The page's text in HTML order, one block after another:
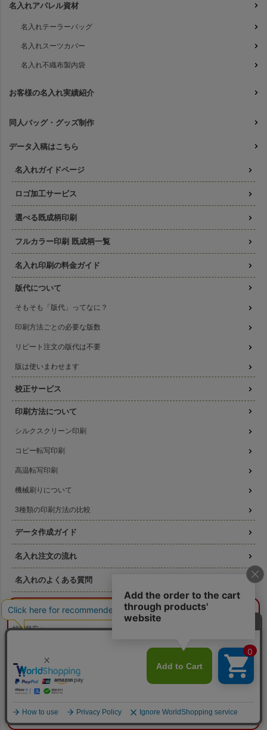
概算合計 ¥0 閉じる
納期目安：—
本体色：
選択してください
印刷位置：選択してください
印刷色：—
本体代：¥0
印刷代：¥0
名入れアパレル資材
名入れテーラーバッグ
名入れスーツカバー
名入れ不織布製内袋
お客様の名入れ実績紹介
同人バッグ・グッズ制作
データ入稿はこちら
名入れガイドページ
ロゴ加工サービス
選べる既成柄印刷
フルカラー印刷 既成柄一覧
名入れ印刷の料金ガイド
版代について
そもそも「版代」ってなに？
印刷方法ごとの必要な版数
リピート注文の版代は不要
版は使いまわせます
校正サービス
印刷方法について
シルクスクリーン印刷
コピー転写印刷
高温転写印刷
機械刷りについて
3種類の印刷方法の比較
データ作成ガイド
名入れ注文の流れ
名入れのよくある質問
版代無料キャンペーン
お得なセール商品
ラッピングの森について
素材について